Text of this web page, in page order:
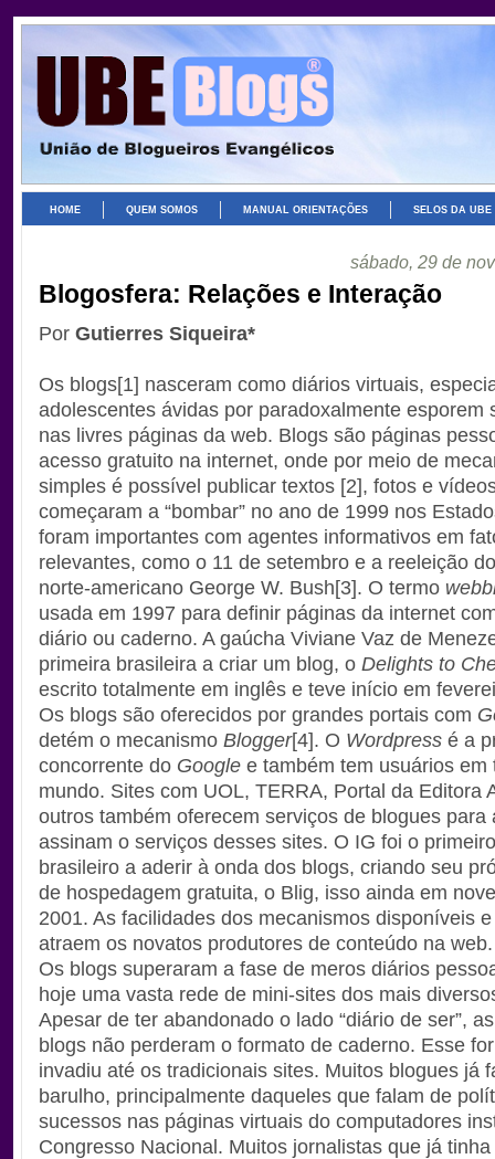
HOME QUEM SOMOS MANUAL ORIENTAÇÕES SELOS DA UBE
sábado, 29 de
Blogosfera: Relações e Interação
Por Gutierres Siqueira*
Os blogs[1] nasceram como diários virtuais,
adolescentes ávidas por paradoxalmente esporem
nas livres páginas da web. Blogs são páginas
acesso gratuito na internet, onde por meio de
simples é possível publicar textos [2], fotos e
começaram a “bombar” no ano de 1999 nos
foram importantes com agentes informativos em
relevantes, como o 11 de setembro e a reeleição
norte-americano George W. Bush[3]. O termo
usada em 1997 para definir páginas da internet
diário ou caderno. A gaúcha Viviane Vaz de
primeira brasileira a criar um blog, o Delights to
escrito totalmente em inglês e teve início em
Os blogs são oferecidos por grandes portais com
detém o mecanismo Blogger[4]. O Wordpress é a
concorrente do Google e também tem usuários em
mundo. Sites com UOL, TERRA, Portal da Editora
outros também oferecem serviços de blogues para
assinam o serviços desses sites. O IG foi o
brasileiro a aderir à onda dos blogs, criando seu
de hospedagem gratuita, o Blig, isso ainda em
2001. As facilidades dos mecanismos disponíveis
atraem os novatos produtores de conteúdo na web.
Os blogs superaram a fase de meros diários
hoje uma vasta rede de mini-sites dos mais
Apesar de ter abandonado o lado “diário de ser”,
blogs não perderam o formato de caderno. Esse
invadiu até os tradicionais sites. Muitos blogues já
barulho, principalmente daqueles que falam de
sucessos nas páginas virtuais do computadores
Congresso Nacional. Muitos jornalistas que já